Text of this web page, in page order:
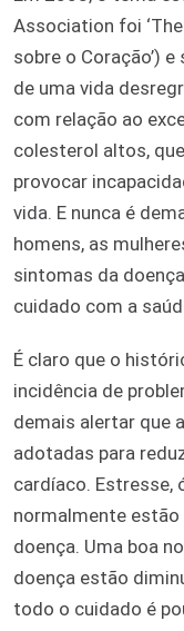
Association foi
sobre o Coração’)
de uma vida
com relação ao
colesterol altos,
provocar
vida. E nunca é
homens, as
sintomas da
cuidado com a
É claro que o
incidência de
demais alertar que
adotadas para
cardíaco. Estresse,
normalmente
doença. Uma boa
doença estão
todo o cuidado é